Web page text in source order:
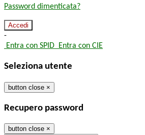
Password dimenticata?
-
Entra con SPID Entra con CIE
Seleziona utente
button close ×
Recupero password
button close ×